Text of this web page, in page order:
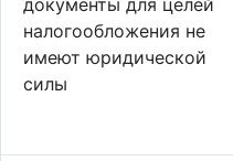
налогообложения не
имеют юридической
силы